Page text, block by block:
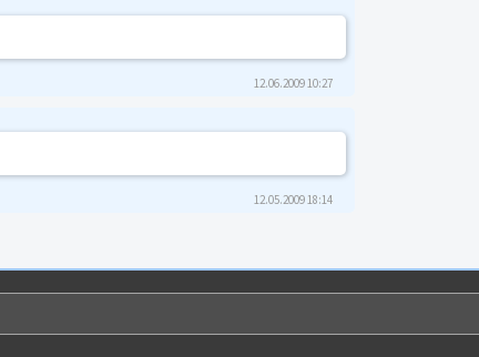
12.06.2009 10:27
12.05.2009 18:14